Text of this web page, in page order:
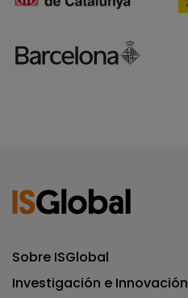
Sobre ISGlobal
Investigación e Innovación